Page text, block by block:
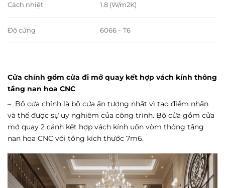
Cách nhiệt 1.8 (W/m2K)
Độ cứng 6066 – T6
Cửa chính gồm cửa đi mở quay kết hợp vách kính thông
tầng nan hoa CNC
– Bộ cửa chính là bộ cửa ấn tượng nhất vì tạo điểm nhấn
và thể được sự uy nghiêm của công trình. Bộ cửa gồm cửa
mở quay 2 cánh kết hợp vách kính uốn vòm thông tầng
nan hoa CNC với tổng kích thước 7m6.